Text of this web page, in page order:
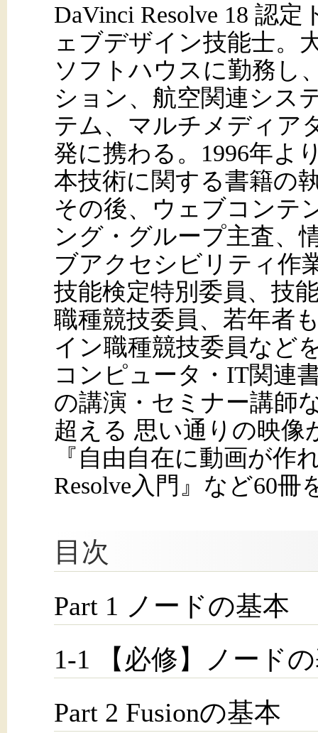
DaVinci Resolve 18 認
ェブデザイン技能士。
ソフトハウスに勤務し
ション、航空関連シス
テム、マルチメディア
発に携わる。1996年よ
本技術に関する書籍の
その後、ウェブコンテ
ング・グループ主査、
ブアクセシビリティ作
技能検定特別委員、技
職種競技委員、若年者
イン職種競技委員など
コンピュータ・IT関連
の講演・セミナー講師
超える 思い通りの映
『自由自在に動画が作
Resolve入門』など60冊
目次
Part 1 ノードの基本
1-1 【必修】ノード
Part 2 Fusionの基本